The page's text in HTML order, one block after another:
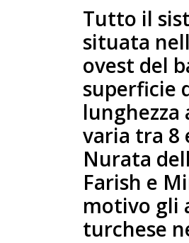
Tutto il
situata
ovest del
superficie
lunghezza
varia tra 8
Nurata
Farish e
motivo gli
turchese